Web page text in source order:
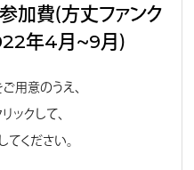
費（方丈ファンク
年4月〜9月）
用意のうえ、
ックして、
ください。